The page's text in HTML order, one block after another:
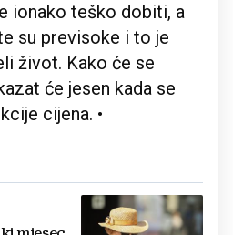
ionako teško dobiti, a
su previsoke i to je
život. Kako će se
će jesen kada se
cijena. •